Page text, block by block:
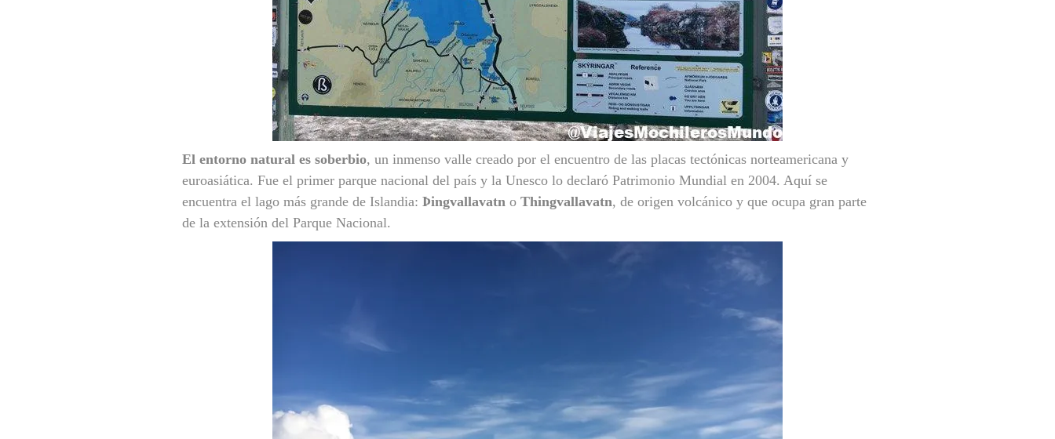
El entorno natural es soberbio, un inmenso valle creado por el encuentro de las placas tectónicas norteamericana y
euroasiática. Fue el primer parque nacional del país y la Unesco lo declaró Patrimonio Mundial en 2004. Aquí se
encuentra el lago más grande de Islandia: Þingvallavatn o Thingvallavatn, de origen volcánico y que ocupa gran parte
de la extensión del Parque Nacional.